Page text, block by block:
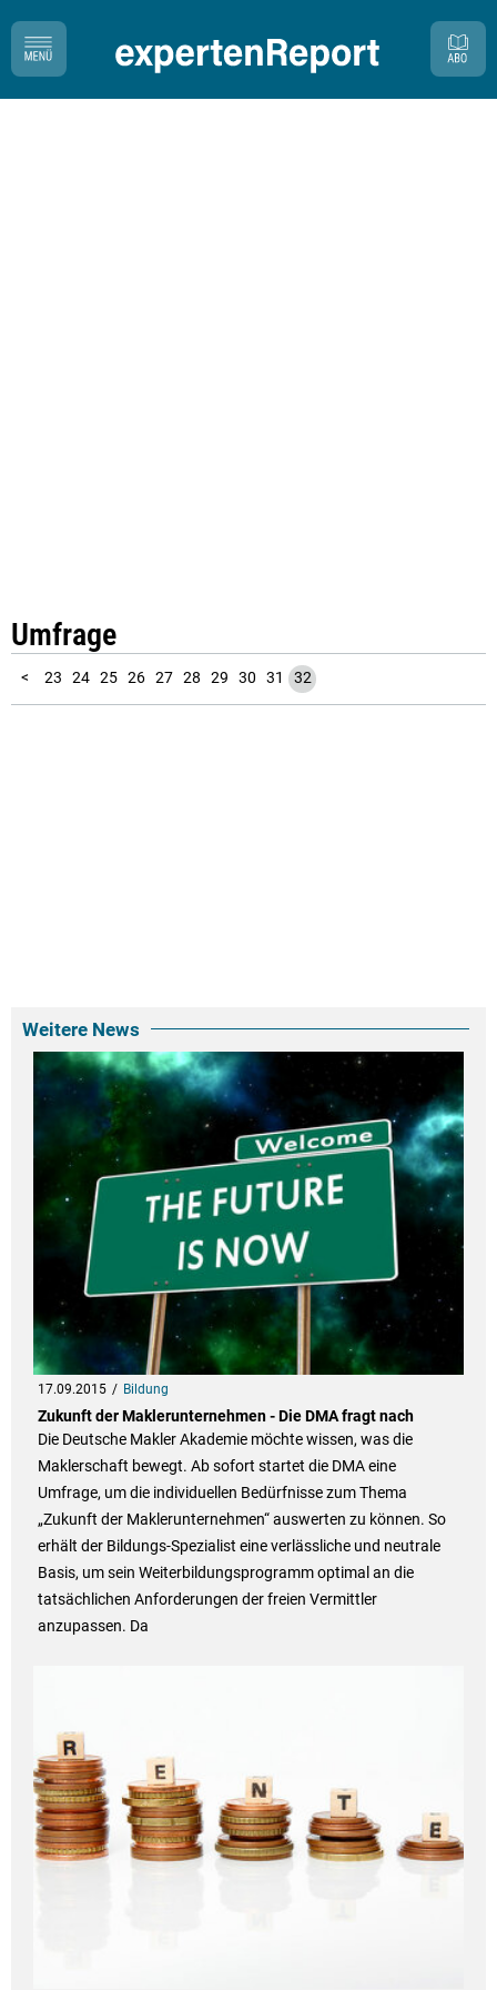
Umfrage
<
1
2
3
4
5
6
7
8
9
10
11
12
13
14
15
16
17
18
19
20
21
22 23 24 25 26 27 28 29 30 31 32
Weitere News
17.09.2015 Bildung
Zukunft der Maklerunternehmen - Die DMA fragt nach
Die Deutsche Makler Akademie möchte wissen, was die
Maklerschaft bewegt. Ab sofort startet die DMA eine
Umfrage, um die individuellen Bedürfnisse zum Thema
„Zukunft der Maklerunternehmen“ auswerten zu können. So
erhält der Bildungs-Spezialist eine verlässliche und neutrale
Basis, um sein Weiterbildungsprogramm optimal an die
tatsächlichen Anforderungen der freien Vermittler
anzupassen. Da